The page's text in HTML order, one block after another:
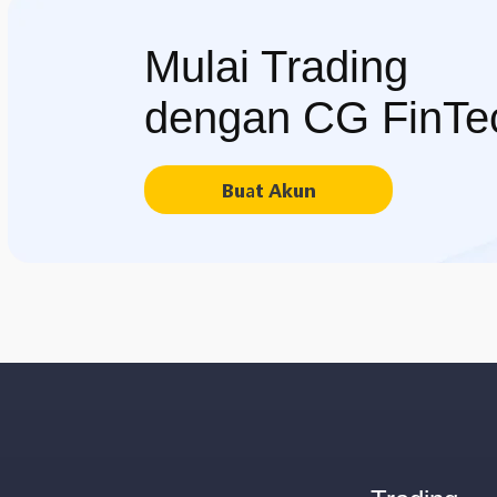
Mulai Trading
dengan CG
Buat Akun